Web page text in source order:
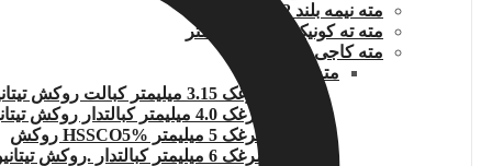
مته نیمه بلند 12 میلیمتر
مته ته کونیک بلند 20 میلیمتر
مته کاجی
مته مرغک
مته مرغک 3.15 میلیمتر کبالت روکش تیتانیوم
مته مرغک 4.0 میلیمتر کبالتدار روکش تیتانیوم
مته مرغک 5 میلیمتر HSSCO5% روکش
مته مرغک 6 میلیمتر کبالتدار .روکش تیتانیوم